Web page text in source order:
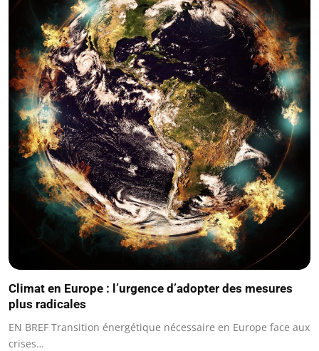
Climat en Europe : l’urgence d’adopter des mesures
plus radicales
EN BREF Transition énergétique nécessaire en Europe face aux
crises…